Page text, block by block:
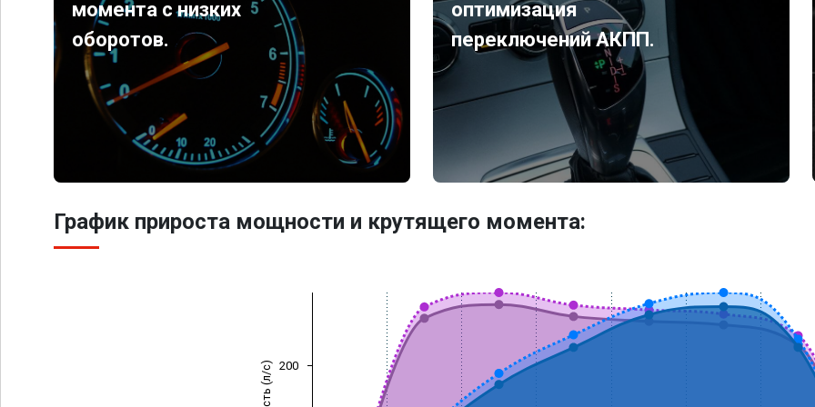
момента с низких
оборотов.
оптимизация
переключений АКПП.
График прироста мощности и крутящего момента:
200